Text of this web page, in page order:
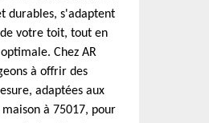
durables, s'adaptent
votre toit, tout en
Chez AR
à offrir des
adaptées aux
à 75017, pour